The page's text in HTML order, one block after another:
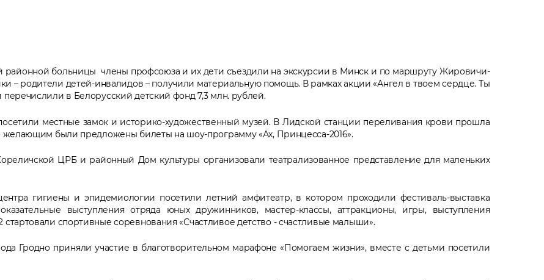
районной больницы члены профсоюза и их дети съездили на экскурсии в Минск и по маршруту Жировичи-
– родители детей-инвалидов – получили материальную помощь. В рамках акции «Ангел в твоем сердце. Ты
в Белорусский детский фонд 7,3 млн. рублей.
местные замок и историко-художественный музей. В Лидской станции переливания крови прошла
желающим были предложены билеты на шоу-программу «Ах, Принцесса-2016».
ЦРБ и районный Дом культуры организовали театрализованное представление для маленьких
гигиены и эпидемиологии посетили летний амфитеатр, в котором проходили фестиваль-выставка
выступления отряда юных дружинников, мастер-классы, аттракционы, игры, выступления
спортивные соревнования «Счастливое детство - счастливые малыши».
Гродно приняли участие в благотворительном марафоне «Помогаем жизни», вместе с детьми посетили